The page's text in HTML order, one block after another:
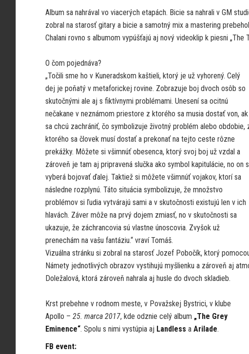
Album sa nahrával vo viacerých etapách. Bicie sa nahrali v GM
zobral na starosť gitary a bicie a samotný mix a mastering
Chalani rovno s albumom vypúšťajú aj nový videoklip k piesni „The
O čom pojednáva?
„Točili sme ho v Kuneradskom kaštieli, ktorý je už vyhorený. Celý
dej je poňatý v metaforickej rovine. Zobrazuje boj dvoch osôb so
skutočnými ale aj s fiktívnymi problémami. Unesení sa ocitnú
nečakane v neznámom priestore z ktorého sa musia dostať von, ak
sa chcú zachrániť, čo symbolizuje životný problém alebo obdobie,
ktorého sa človek musí dostať a prekonať na tejto ceste rôzne
prekážky. Môžete si všimnúť obesenca, ktorý svoj boj už vzdal a
zároveň je tam aj pripravená slučka ako symbol kapitulácie, no on
vyberá bojovať ďalej. Taktiež si môžete všimnúť vojakov, ktorí sa
následne rozplynú. Táto situácia symbolizuje, že množstvo
problémov si ľudia vytvárajú sami a v skutočnosti existujú len v ich
hlavách. Záver môže na prvý dojem zmiasť, no v skutočnosti sa
ukazuje, že záchrancovia sú vlastne únoscovia. Zvyšok už
prenechám na vašu fantáziu.“ vraví Tomáš.
Vizuálna stránku si zobral na starosť Jozef Pobočík, ktorý
Námety jednotlivých obrazov vystihujú myšlienku a zároveň aj
Doležalová, ktorá zároveň nahrala aj husle do dvoch skladieb.
Krst prebehne v rodnom meste, v Považskej Bystrici, v klube
Apollo – 25. marca 2017, kde odznie celý album „The Grey
Eminence“. Spolu s nimi vystúpia aj Landless a Arilade.
FB event: